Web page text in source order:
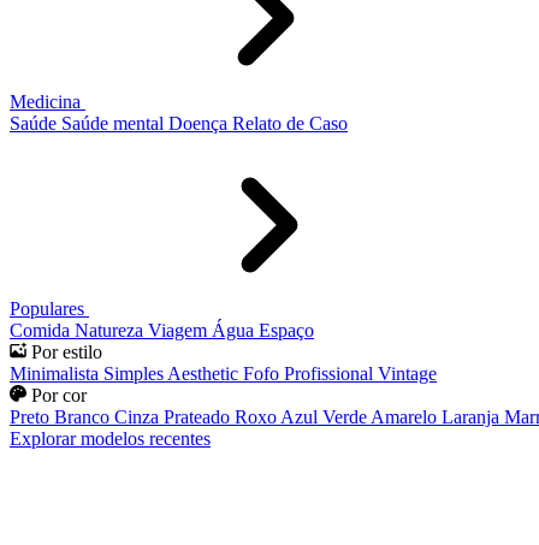
Medicina
Saúde Saúde mental Doença Relato de Caso
Populares
Comida Natureza Viagem Água Espaço
Por estilo
Minimalista Simples Aesthetic Fofo Profissional Vintage
Por cor
Preto Branco Cinza Prateado Roxo Azul Verde Amarelo Laranja
Explorar modelos recentes